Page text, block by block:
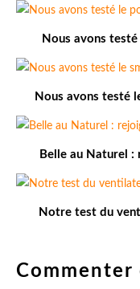
Nous avons
Nous avons testé
Belle au Naturel :
Notre test du